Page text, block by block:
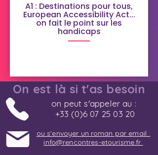
A1 : Destinations pour tous,
European Accessibility Act...
on fait le point sur les
handicaps
On est là si t'as besoin
on peut s'appeler au :
+33 (0)6 07 25 03 20
ou s'envoyer un roman par email :
info@rencontres-etourisme.fr